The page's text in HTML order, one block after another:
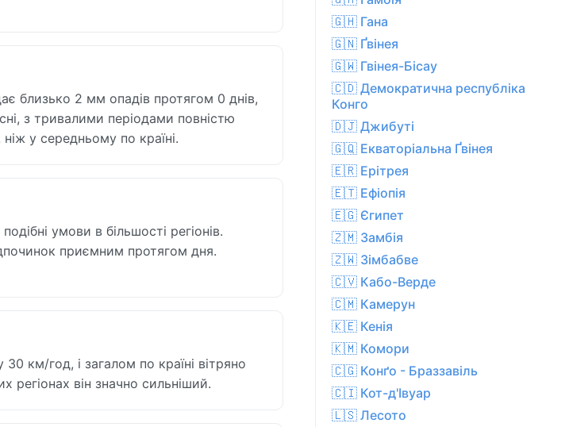
близько 2 мм опадів протягом 0 днів,
з тривалими періодами повністю
у середньому по країні.
умови в більшості регіонів.
приємним протягом дня.
км/год, і загалом по країні вітряно
регіонах він значно сильніший.
🇬🇭 Гана
🇬🇳 Ґвінея
🇬🇼 Гвінея-Бісау
🇨🇩 Демократична республіка
Конго
🇩🇯 Джибуті
🇬🇶 Екваторіальна Ґвінея
🇪🇷 Ерітрея
🇪🇹 Ефіопія
🇪🇬 Єгипет
🇿🇲 Замбія
🇿🇼 Зімбабве
🇨🇻 Кабо-Верде
🇨🇲 Камерун
🇰🇪 Кенія
🇰🇲 Комори
🇨🇬 Конґо - Браззавіль
🇨🇮 Кот-д'Івуар
🇱🇸 Лесото